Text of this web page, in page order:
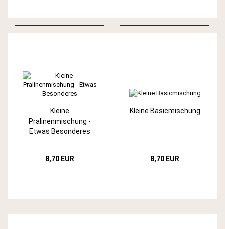
Kleine
Pralinenmischung -
Etwas Besonderes
8,70 EUR
Kleine Basicmischung
8,70 EUR